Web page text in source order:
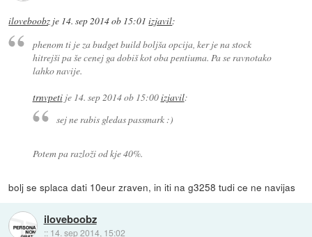
iloveboobz je 14. sep 2014 ob 15:01 izjavil:
phenom ti je za budget build boljša opcija, ker je na stock
hitrejši pa še cenej ga dobiš kot oba pentiuma. Pa se ravnotako
lahko navije.
trnvpetije 14. sep 2014 ob 15:00izjavil:
sej ne rabis gledas passmark :)
Potem pa razloži od kje 40%.
bolj se splaca dati 10eur zraven, in iti na g3258 tudi ce ne navijas
iloveboobz
:: 14. sep 2014, 15:02